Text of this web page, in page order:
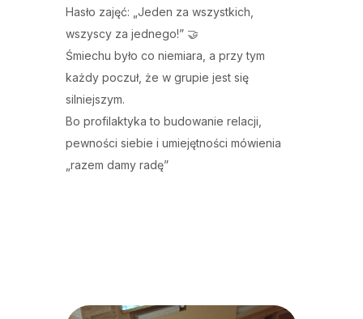
Hasło zajęć: „Jeden za wszystkich,
wszyscy za jednego!” 🤝
Śmiechu było co niemiara, a przy tym
każdy poczuł, że w grupie jest się
silniejszym.
Bo profilaktyka to budowanie relacji,
pewności siebie i umiejętności mówienia
„razem damy radę”